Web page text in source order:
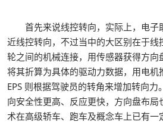
首先来说线控转向，实际上，电子
近线控转向，不过当中的大区别在于
轮之间的机械连接，用传感器获得方向
将其折算为具体的驱动力数据，用电
EPS 则根据驾驶员的转角来增加转向力
向安全性更高、反应更快，方向盘布局
术在高级轿车、跑车及概念车上已有一